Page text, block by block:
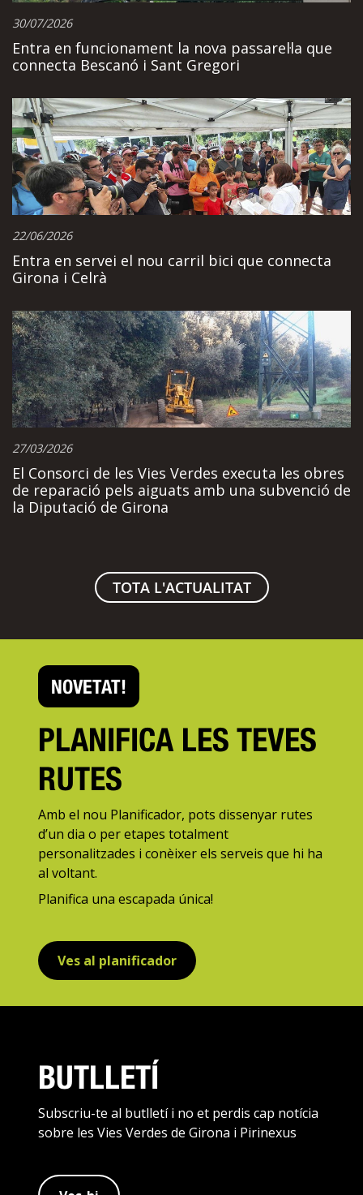
30/07/2026
Entra en funcionament la nova passarel·la que
connecta Bescanó i Sant Gregori
22/06/2026
Entra en servei el nou carril bici que connecta
Girona i Celrà
27/03/2026
El Consorci de les Vies Verdes executa les obres
de reparació pels aiguats amb una subvenció de
la Diputació de Girona
TOTA L'ACTUALITAT
NOVETAT!
PLANIFICA LES TEVES
RUTES
Amb el nou Planificador, pots dissenyar rutes
d’un dia o per etapes totalment
personalitzades i conèixer els serveis que hi ha
al voltant.
Planifica una escapada única!
Ves al planificador
BUTLLETÍ
Subscriu-te al butlletí i no et perdis cap notícia
sobre les Vies Verdes de Girona i Pirinexus